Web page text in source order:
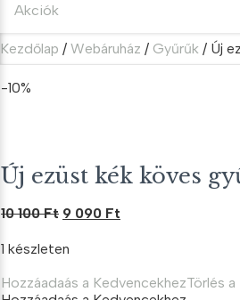
Akciók
Kezdőlap / Webáruház / Gyűrűk / Új
-10%
Új ezüst kék köves
10 100Ft Original
was:
10
9 090 Ft
1 készleten
Hozzáadaás a KedvencekhezTörlés